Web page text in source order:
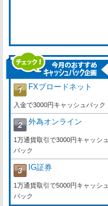
FXブロードネット
入金で3000円キャッシュバック
外為オンライン
1万通貨取引で3000円キャッシュ
バック
IG証券
1万通貨取引で5000円キャッシュ
バック